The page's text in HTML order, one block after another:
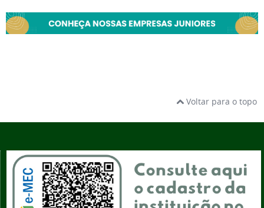
Voltar para o topo